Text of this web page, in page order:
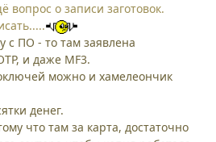
вопрос о записи заготовок.
с ПО - то там заявлена
и даже MF3.
можно и хамелеончик
денег.
что там за карта, достаточно